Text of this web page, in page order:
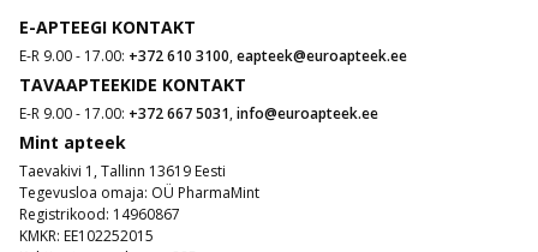
E-APTEEGI KONTAKT
E-R 9.00 - 17.00: +372 610 3100,eapteek@euroapteek.ee
TAVAAPTEEKIDE KONTAKT
E-R 9.00 - 17.00: +372 667 5031,info@euroapteek.ee
Mint apteek
Taevakivi 1, Tallinn 13619 Eesti
Tegevusloa omaja: OÜ PharmaMint
Registrikood: 14960867
KMKR: EE102252015